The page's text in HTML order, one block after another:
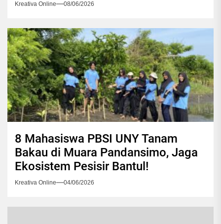
Kreativa Online 08/06/2026
8 Mahasiswa PBSI UNY Tanam
Bakau di Muara Pandansimo, Jaga
Ekosistem Pesisir Bantul!
Kreativa Online 04/06/2026